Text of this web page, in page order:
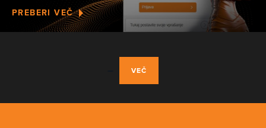
PREBERI VEČ
VEČ